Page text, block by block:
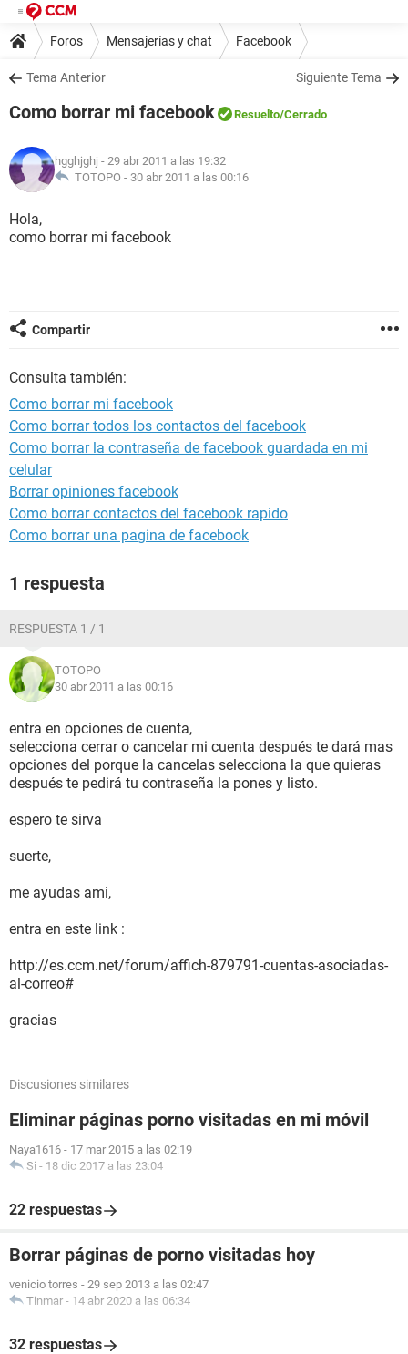
Foros Mensajerías y chat Facebook
Tema Anterior Siguiente Tema
Como borrar mi facebook Resuelto/Cerrado
hgghjghj - 29 abr 2011 a las 19:32
TOTOPO - 30 abr 2011 a las 00:16
Hola,
como borrar mi facebook
Compartir
Consulta también:
Como borrar mi facebook
Como borrar todos los contactos del facebook
Como borrar la contraseña de facebook guardada en mi
celular
Borrar opiniones facebook
Como borrar contactos del facebook rapido
Como borrar una pagina de facebook
1 respuesta
RESPUESTA 1 / 1
TOTOPO
30 abr 2011 a las 00:16
entra en opciones de cuenta,
selecciona cerrar o cancelar mi cuenta después te dará mas
opciones del porque la cancelas selecciona la que quieras
después te pedirá tu contraseña la pones y listo.
espero te sirva
suerte,
me ayudas ami,
entra en este link :
http://es.ccm.net/forum/affich-879791-cuentas-asociadas-
al-correo#
gracias
Discusiones similares
Eliminar páginas porno visitadas en mi móvil
Naya1616 - 17 mar 2015 a las 02:19
Si - 18 dic 2017 a las 23:04
22 respuestas
Borrar páginas de porno visitadas hoy
venicio torres - 29 sep 2013 a las 02:47
Tinmar - 14 abr 2020 a las 06:34
32 respuestas